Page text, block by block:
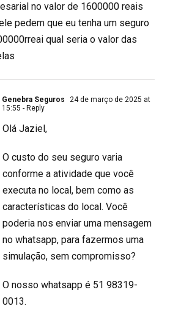
no valor de 1600000 reais
pedem que eu tenha um seguro
qual seria o valor das
Genebra Seguros
24 de março de 2025 at
15:55 - Reply
Olá Jaziel,
O custo do seu seguro varia
conforme a atividade que você
executa no local, bem como as
características do local. Você
poderia nos enviar uma mensagem
no whatsapp, para fazermos uma
simulação, sem compromisso?
O nosso whatsapp é 51 98319-
0013.